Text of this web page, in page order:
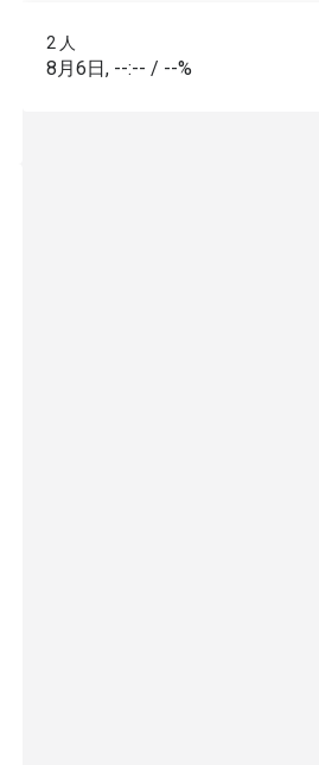
餐點美味
2 人
8月6日 , --:-- / --%